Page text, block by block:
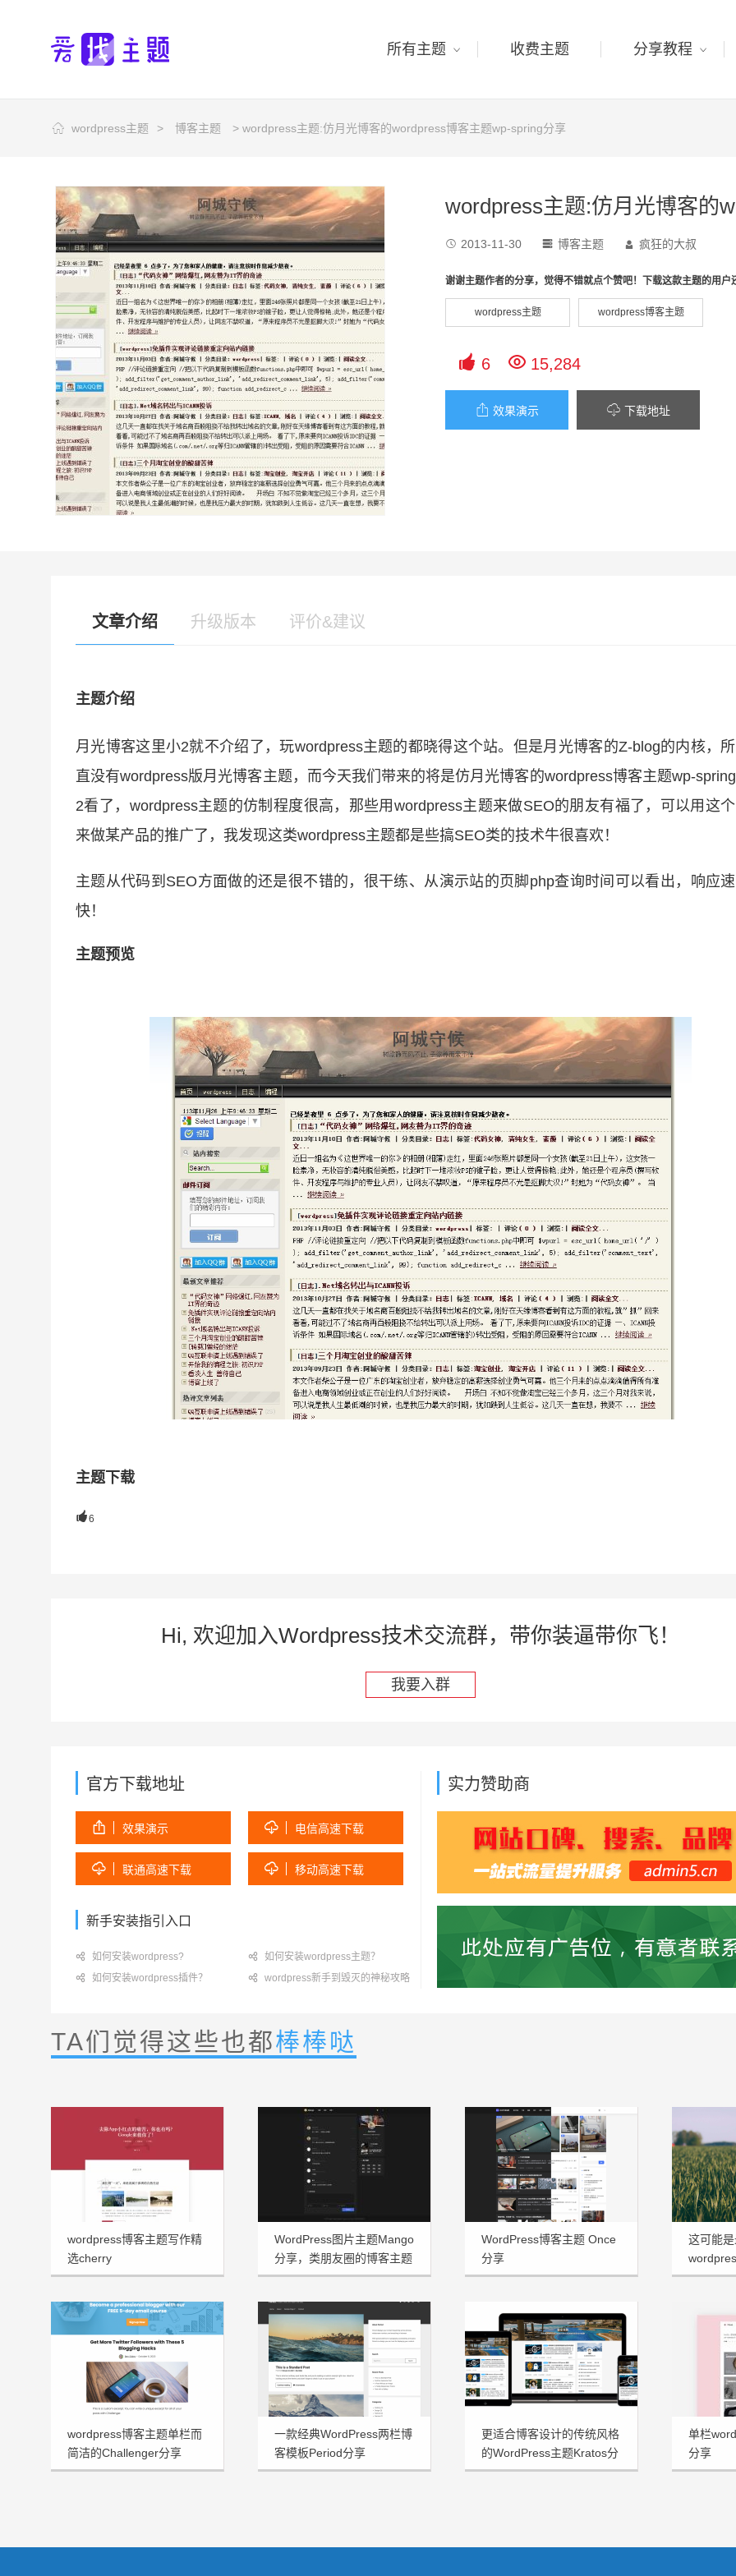
所有主题 收费主题 分享教程
wordpress主题 > 博客主题 > wordpress主题:仿月光博客的wordpress博客主题wp-spring分享
wordpress主题:仿月光博客的
 2013-11-30  博客主题  疯狂的大叔
谢谢主题作者的分享，觉得不错就点个赞吧！下载这款主题的用户
wordpress主题 wordpress博客主题
 6  15,284
 效果演示  下载地址
文章介绍 升级版本 评价&建议
主题介绍
月光博客这里小2就不介绍了，玩wordpress主题的都晓得这个站。但是月光博客的Z-blog的内核，
直没有wordpress版月光博客主题，而今天我们带来的将是仿月光博客的wordpress博客主题wp-
2看了，wordpress主题的仿制程度很高，那些用wordpress主题来做SEO的朋友有福了，可以用这
来做某产品的推广了，我发现这类wordpress主题都是些搞SEO类的技术牛很喜欢！
主题从代码到SEO方面做的还是很不错的，很干练、从演示站的页脚php查询时间可以看出，响应
快！
主题预览
主题下载
6
Hi, 欢迎加入Wordpress技术交流群，带你装逼带你飞！
我要入群
官方下载地址
 效果演示  电信高速下载
 联通高速下载  移动高速下载
新手安装指引入口
 如何安装wordpress?  如何安装wordpress主题？
 如何安装wordpress插件？  wordpress新手到毁灭的神秘攻略
实力赞助商
TA们觉得这些也都棒棒哒
wordpress博客主题写作精
选cherry
WordPress图片主题Mango
分享，类朋友圈的博客主题
WordPress博客主题 Once
分享
这可能
享
wordpress博客主题单栏而
简洁的Challenger分享
一款经典WordPress两栏博
客模板Period分享
更适合博客设计的传统风格
的WordPress主题Kratos分
享
单栏
分享